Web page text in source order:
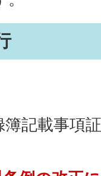
記載事項